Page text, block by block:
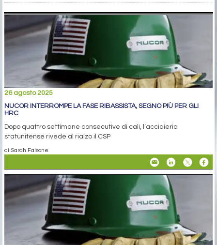
26 agosto 2025
NUCOR INTERROMPE LA FASE RIBASSISTA, SEGNO PIÙ PER GLI
HRC
Dopo quattro settimane consecutive di cali, l’acciaieria
statunitense rivede al rialzo il CSP
di Sarah Falsone